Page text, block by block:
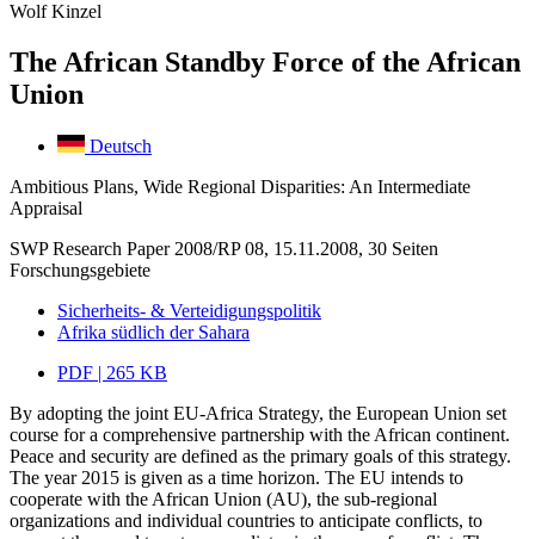
Wolf Kinzel
The African Standby Force of the African
Union
Deutsch
Ambitious Plans, Wide Regional Disparities: An Intermediate
Appraisal
SWP Research Paper 2008/RP 08, 15.11.2008, 30 Seiten
Forschungsgebiete
Sicherheits- & Verteidigungspolitik
Afrika südlich der Sahara
PDF | 265 KB
By adopting the joint EU-Africa Strategy, the European Union set
course for a comprehensive partnership with the African continent.
Peace and security are defined as the primary goals of this strategy.
The year 2015 is given as a time horizon. The EU intends to
cooperate with the African Union (AU), the sub-regional
organizations and individual countries to anticipate conflicts, to